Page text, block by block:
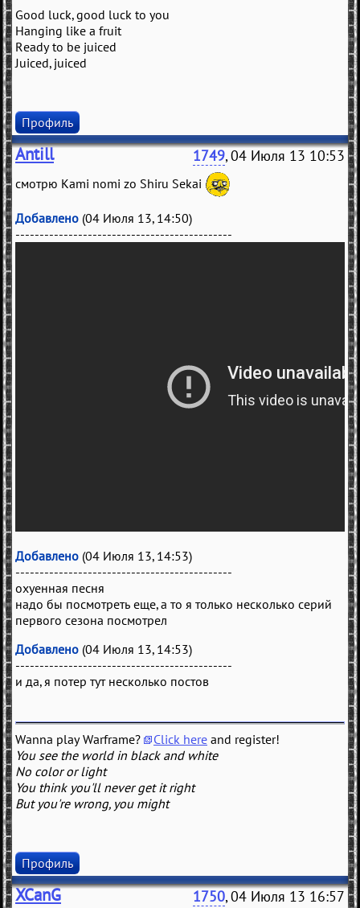
Good luck, good luck to you
Hanging like a fruit
Ready to be juiced
Juiced, juiced
Профиль
Antill 1749, 04 Июля 13 10:53
смотрю Kami nomi zo Shiru Sekai
Добавлено (04 Июля 13, 14:50)
---------------------------------------------
Добавлено (04 Июля 13, 14:53)
---------------------------------------------
охуенная песня
надо бы посмотреть еще, а то я только несколько серий
первого сезона посмотрел
Добавлено (04 Июля 13, 14:53)
---------------------------------------------
и да, я потер тут несколько постов
Wanna play Warframe? Click here and register!
You see the world in black and white
No color or light
You think you'll never get it right
But you're wrong, you might
Профиль
XCanG 1750, 04 Июля 13 16:57